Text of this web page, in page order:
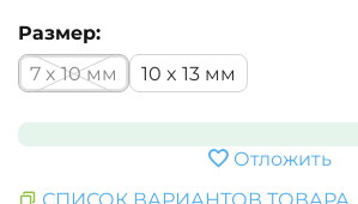
Размер:
7 x 10 мм
10 x 13 мм
Отложить